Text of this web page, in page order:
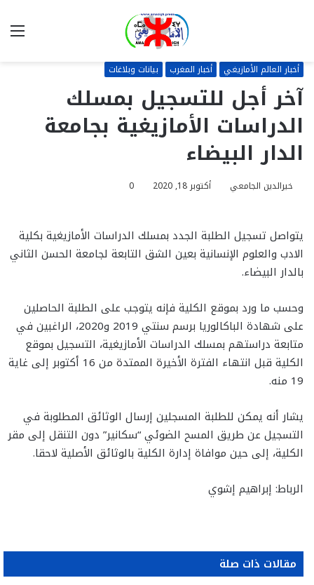
أخبار العالم الأمازيغي أخبار المغرب بيانات وبلاغات
آخر أجل للتسجيل بمسلك
الدراسات الأمازيغية بجامعة
الدار البيضاء
خيرالدين الجامعي أكتوبر 18, 2020 0
يتواصل تسجيل الطلبة الجدد بمسلك الدراسات الأمازيغية بكلية
الادب والعلوم الإنسانية بعين الشق التابعة لجامعة الحسن الثاني
بالدار البيضاء.
وحسب ما ورد بموقع الكلية فإنه يتوجب على الطلبة الحاصلين
على شهادة الباكالوريا برسم سنتي 2019 و2020، الراغبين في
متابعة دراستهم بمسلك الدراسات الأمازيغية، التسجيل بموقع
الكلية قبل انتهاء الفترة الأخيرة الممتدة من 16 أكتوبر إلى غاية
19 منه.
يشار أنه يمكن للطلبة المسجلين إرسال الوثائق المطلوبة في
التسجيل عن طريق المسح الضوئي “سكانير” دون التنقل إلى مقر
الكلية، إلى حين موافاة إدارة الكلية بالوثائق الأصلية لاحقا.
الرباط: إبراهيم إشوي
مقالات ذات صلة